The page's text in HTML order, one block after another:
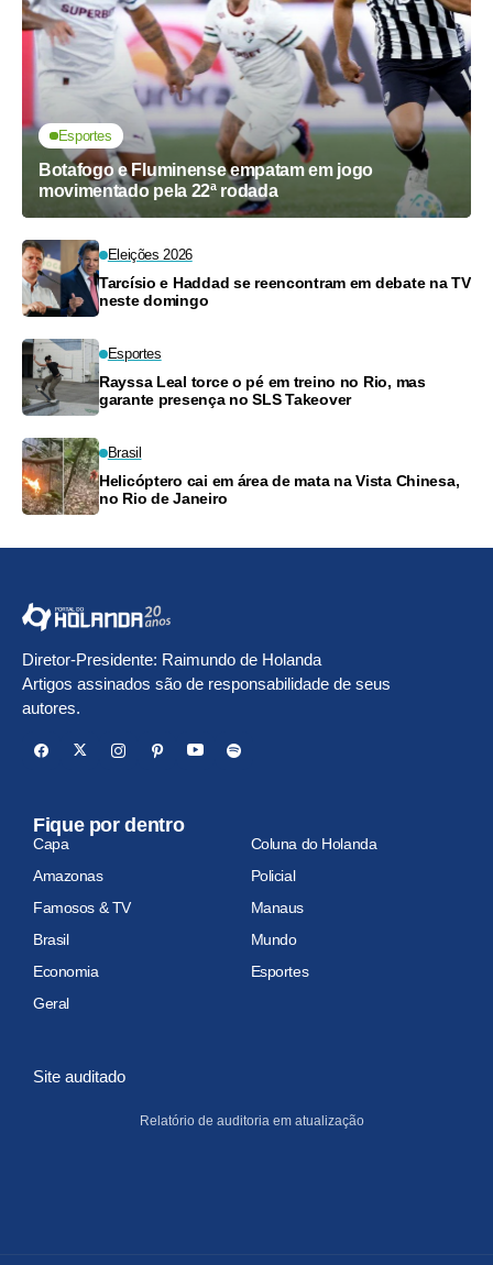
Esportes
Botafogo e Fluminense empatam em jogo
movimentado pela 22ª rodada
Eleições 2026
Tarcísio e Haddad se reencontram em debate na TV
neste domingo
Esportes
Rayssa Leal torce o pé em treino no Rio, mas
garante presença no SLS Takeover
Brasil
Helicóptero cai em área de mata na Vista Chinesa,
no Rio de Janeiro
Diretor-Presidente: Raimundo de Holanda
Artigos assinados são de responsabilidade de seus
autores.
Fique por dentro
Capa
Coluna do Holanda
Amazonas
Policial
Famosos & TV
Manaus
Brasil
Mundo
Economia
Esportes
Geral
Site auditado
Relatório de auditoria em atualização